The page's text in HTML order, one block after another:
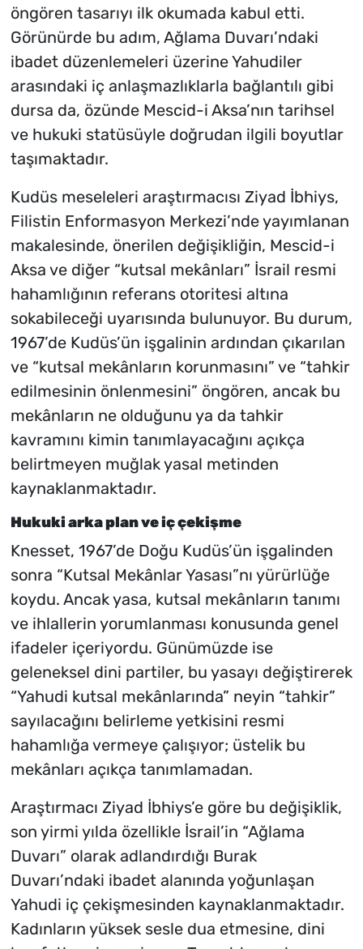
öngören tasarıyı ilk okumada kabul etti.
Görünürde bu adım, Ağlama Duvarı’ndaki
ibadet düzenlemeleri üzerine Yahudiler
arasındaki iç anlaşmazlıklarla bağlantılı gibi
dursa da, özünde Mescid-i Aksa’nın tarihsel
ve hukuki statüsüyle doğrudan ilgili boyutlar
taşımaktadır.
Kudüs meseleleri araştırmacısı Ziyad İbhiys,
Filistin Enformasyon Merkezi’nde yayımlanan
makalesinde, önerilen değişikliğin, Mescid-i
Aksa ve diğer “kutsal mekânları” İsrail resmi
hahamlığının referans otoritesi altına
sokabileceği uyarısında bulunuyor. Bu durum,
1967’de Kudüs’ün işgalinin ardından çıkarılan
ve “kutsal mekânların korunmasını” ve “tahkir
edilmesinin önlenmesini” öngören, ancak bu
mekânların ne olduğunu ya da tahkir
kavramını kimin tanımlayacağını açıkça
belirtmeyen muğlak yasal metinden
kaynaklanmaktadır.
Hukuki arka plan ve iç çekişme
Knesset, 1967’de Doğu Kudüs’ün işgalinden
sonra “Kutsal Mekânlar Yasası”nı yürürlüğe
koydu. Ancak yasa, kutsal mekânların tanımı
ve ihlallerin yorumlanması konusunda genel
ifadeler içeriyordu. Günümüzde ise
geleneksel dini partiler, bu yasayı değiştirerek
“Yahudi kutsal mekânlarında” neyin “tahkir”
sayılacağını belirleme yetkisini resmi
hahamlığa vermeye çalışıyor; üstelik bu
mekânları açıkça tanımlamadan.
Araştırmacı Ziyad İbhiys’e göre bu değişiklik,
son yirmi yılda özellikle İsrail’in “Ağlama
Duvarı” olarak adlandırdığı Burak
Duvarı’ndaki ibadet alanında yoğunlaşan
Yahudi iç çekişmesinden kaynaklanmaktadır.
Kadınların yüksek sesle dua etmesine, dini